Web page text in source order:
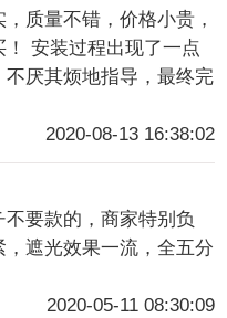
质量不错，价格小贵，
安装过程出现了一点
厌其烦地指导，最终完
2020-08-13 16:38:02
要款的，商家特别负
遮光效果一流，全五分
2020-05-11 08:30:09